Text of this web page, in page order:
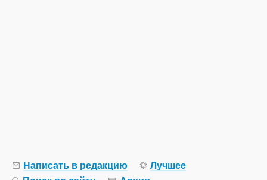
Написать в редакцию
Лучшее